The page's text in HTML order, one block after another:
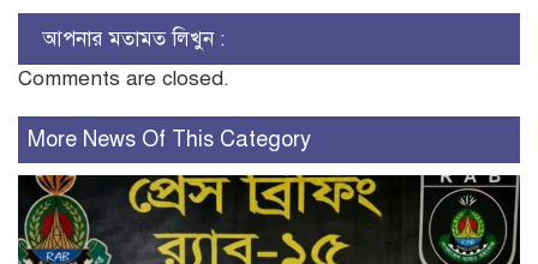
আপনার মতামত লিখুন :
Comments are closed.
More News Of This Category